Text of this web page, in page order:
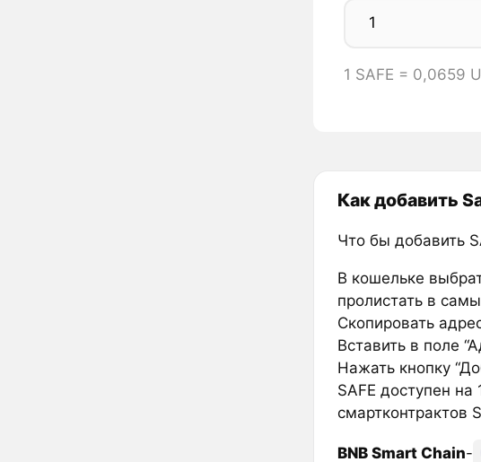
1 SAFE = 0,0659
Как добавить
Что бы добавить
В кошельке
пролистать в
Скопировать
Вставить в поле
Нажать кнопку
SAFE доступен
смартконтрактов
BNB Smart Chain-